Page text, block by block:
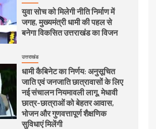
युवा सोच को मिलेगी नीति निर्माण में
जगह, मुख्यमंत्री धामी की पहल से
बनेगा विकसित उत्तराखंड का विजन
उत्तराखंड
धामी कैबिनेट का निर्णय: अनुसूचित
जाति एवं जनजाति छात्रावासों के लिए
नई संचालन नियमावली लागू, मेधावी
छात्र-छात्राओं को बेहतर आवास,
भोजन और गुणवत्तापूर्ण शैक्षणिक
सुविधाएं मिलेंगी